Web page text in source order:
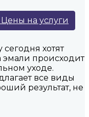
Цены на услуги
хотят
эмали происходит
уходе.
все виды
результат, не